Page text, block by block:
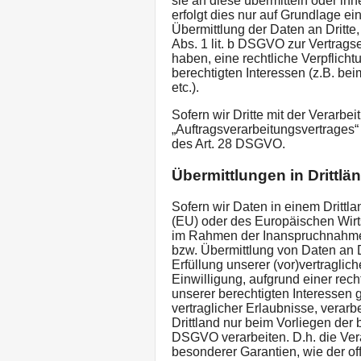
erfolgt dies nur auf Grundlage
Übermittlung der Daten an
Abs. 1 lit. b DSGVO zur
haben, eine rechtliche
berechtigten Interessen (z.B.
etc.).
Sofern wir Dritte mit der
des Art. 28 DSGVO.
Übermittlungen in
Sofern wir Daten in einem
(EU) oder des Europäischen
im Rahmen der
bzw. Übermittlung von Daten an
Erfüllung unserer
Einwilligung, aufgrund einer
unserer berechtigten Interessen
vertraglicher Erlaubnisse,
Drittland nur beim Vorliegen der
DSGVO verarbeiten. D.h. die
besonderer Garantien, wie der